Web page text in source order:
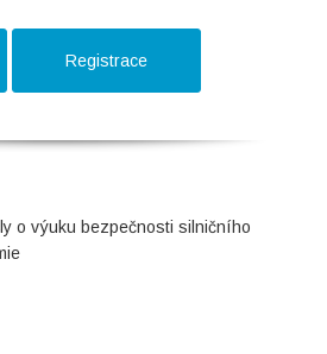
Registrace
o výuku bezpečnosti silničního